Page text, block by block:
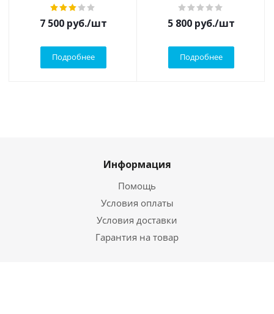
7 500руб./шт
Подробнее
5 800руб./шт
Подробнее
Информация
Помощь
Условия оплаты
Условия доставки
Гарантия на товар